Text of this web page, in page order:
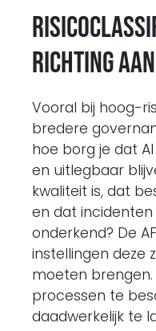
richting
Vooral bij hoog-
bredere
hoe borg je dat
en uitlegbaar
kwaliteit is, dat
en dat
onderkend? De
instellingen deze
moeten
processen te
daadwerkelijk te